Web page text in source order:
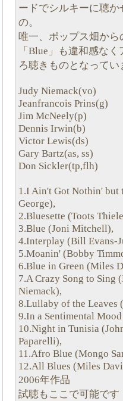
ードでシルキーに聴
の。
唯一、ポップス畑か
「Blue」も違和感な
ろ聴きものとなってい
Judy Niemack(vo)
Jeanfrancois Prins(g)
Jim McNeely(p)
Dennis Irwin(b)
Victor Lewis(ds)
Gary Bartz(as, ss)
Don Sickler(tp,flh)
1.I Ain't Got Nothin' but
George),
2.Bluesette (Toots
3.Blue (Joni Mitchell),
4.Interplay (Bill Evans-
5.Moanin' (Bobby
6.Blue in Green (Miles
7.A Crazy Song to
Niemack),
8.Lullaby of the Leaves
9.In a Sentimental
10.Night in Tunisia
Paparelli),
11.Afro Blue (Mongo
12.All Blues (Miles
2006年作品
試聴もここで可能です